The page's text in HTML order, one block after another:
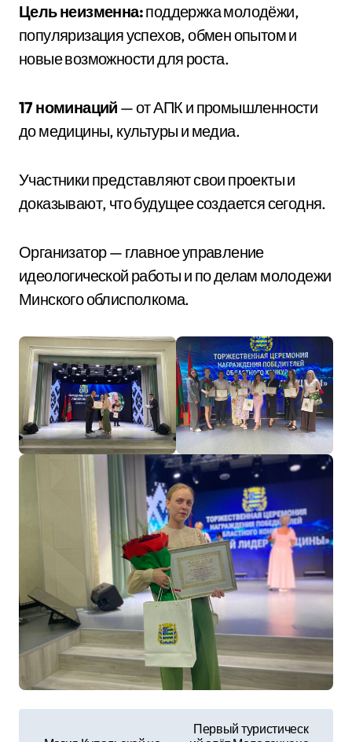
Цель неизменна:поддержка молодёжи,
популяризация успехов, обмен опытом и
новые возможности для роста.
17 номинаций — от АПК и промышленности
до медицины, культуры и медиа.
Участники представляют свои проекты и
доказывают, что будущее создается сегодня.
Организатор — главное управление
идеологической работы и по делам молодежи
Минского облисполкома.
Первый туристическ